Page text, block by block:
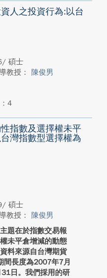
人之投資行為:以台
碩士
教授： 陳俊男
4
指數及選擇權未平
灣指數型選擇權為
碩士
教授： 陳俊男
題在於指數交易報
未平倉增減的動態
料來源自台灣期貨
間長度為2007年7月
日。我們採用的研